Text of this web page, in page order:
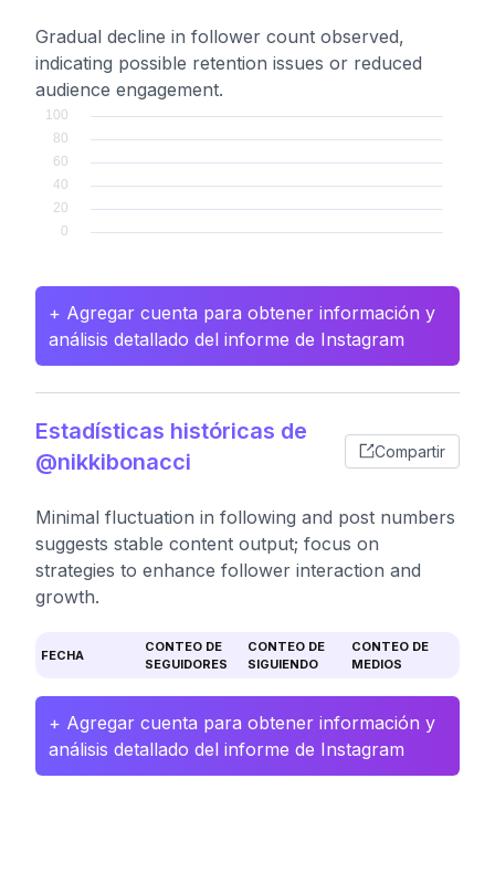
Gradual decline in follower count observed,
indicating possible retention issues or reduced
audience engagement.
+ Agregar cuenta para obtener información y
análisis detallado del informe de Instagram
Estadísticas históricas de
@nikkibonacci
Compartir
Minimal fluctuation in following and post numbers
suggests stable content output; focus on
strategies to enhance follower interaction and
growth.
FECHA
CONTEO DE
SEGUIDORES
CONTEO DE
SIGUIENDO
CONTEO DE
MEDIOS
+ Agregar cuenta para obtener información y
análisis detallado del informe de Instagram